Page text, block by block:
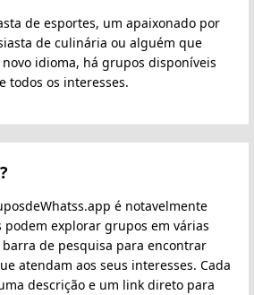
de esportes, um apaixonado por
de culinária ou alguém que
idioma, há grupos disponíveis
todos os interesses.
é notavelmente
podem explorar grupos em várias
de pesquisa para encontrar
atendam aos seus interesses. Cada
descrição e um link direto para